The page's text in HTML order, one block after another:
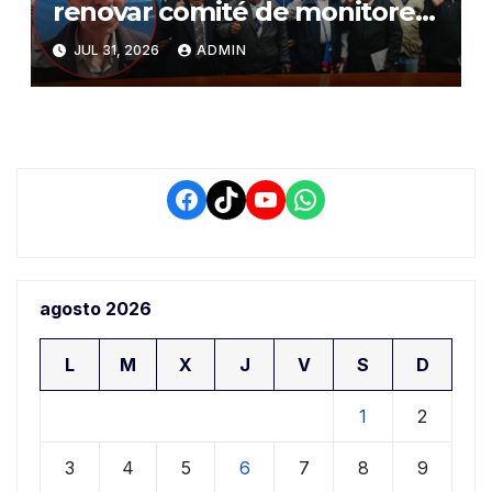
renovar comité de monitoreo
del PIAA por presuntos
conflictos de interés y
retrasos
JUL 31, 2026 ADMIN
Facebook
TikTokYouTube
WhatsApp
agosto 2026
L M X J V S D
1 2
3 4 5 6 7 8 9